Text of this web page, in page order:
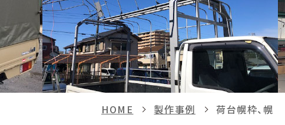
HOME 製作事例 荷台幌枠、幌